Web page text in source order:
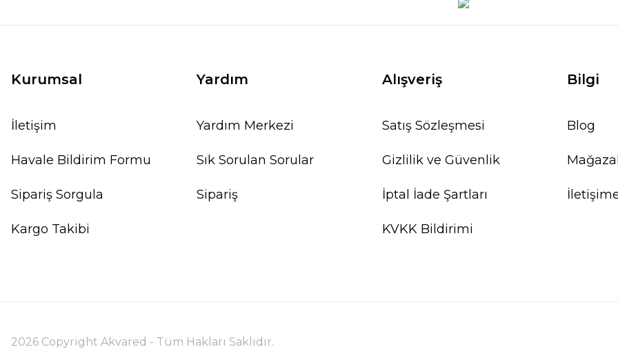
171,39 TL 162,82 TL
%10 %20
Kurumsal
İletişim
Havale Bildirim Formu
Sipariş Sorgula
Kargo Takibi
Yardım
Yardım Merkezi
Sık Sorulan Sorular
Sipariş
Alışveriş
Satış Sözleşmesi
Gizlilik ve Güvenlik
İptal İade Şartları
KVKK Bildirimi
Bilgi
Blog
2026 Copyright Akvared - Tüm Hakları Saklıdır.